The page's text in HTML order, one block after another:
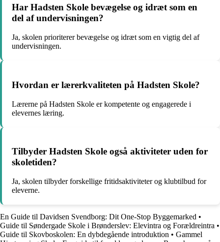
Har Hadsten Skole bevægelse og idræt som en
del af undervisningen?
Ja, skolen prioriterer bevægelse og idræt som en vigtig del af
undervisningen.
Hvordan er lærerkvaliteten på Hadsten Skole?
Lærerne på Hadsten Skole er kompetente og engagerede i
elevernes læring.
Tilbyder Hadsten Skole også aktiviteter uden for
skoletiden?
Ja, skolen tilbyder forskellige fritidsaktiviteter og klubtilbud for
eleverne.
En Guide til Davidsen Svendborg: Dit One-Stop Byggemarked •
Guide til Søndergade Skole i Brønderslev: Elevintra og Forældreintra •
Guide til Skovboskolen: En dybdegående introduktion • Gammel